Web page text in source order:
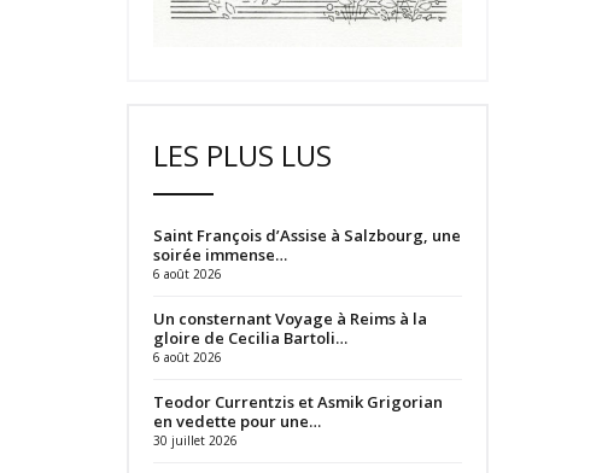
LES PLUS LUS
Saint François d’Assise à Salzbourg, une
soirée immense…
6 août 2026
Un consternant Voyage à Reims à la
gloire de Cecilia Bartoli…
6 août 2026
Teodor Currentzis et Asmik Grigorian
en vedette pour une…
30 juillet 2026